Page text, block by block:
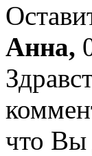
Анна,
что Вы